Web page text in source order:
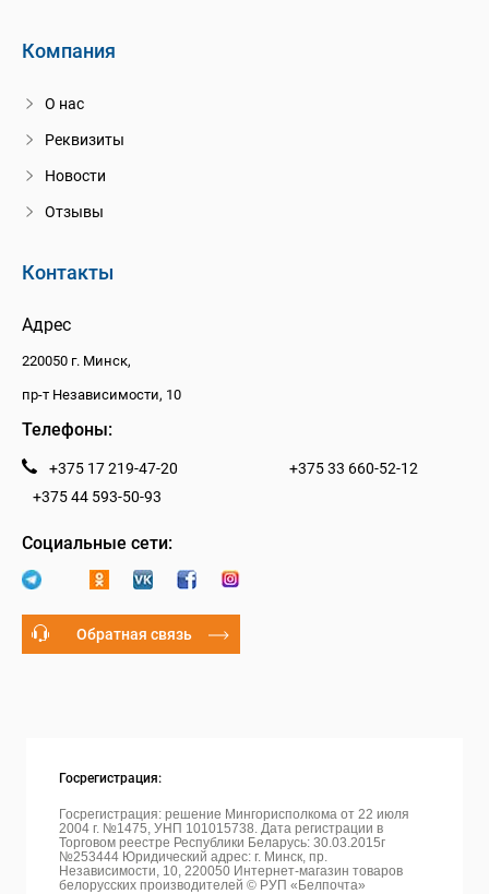
Компания
О нас
Реквизиты
Новости
Отзывы
Контакты
Адрес
220050 г. Минск,
пр-т Независимости, 10
Телефоны:
+375 17 219-47-20
+375 33 660-52-12
+375 44 593-50-93
Социальные сети:
Обратная связь
Госрегистрация:
Госрегистрация: решение Мингорисполкома от 22 июля
2004 г. №1475, УНП 101015738. Дата регистрации в
Торговом реестре Республики Беларусь: 30.03.2015г
№253444 Юридический адрес: г. Минск, пр.
Независимости, 10, 220050 Интернет-магазин товаров
белорусских производителей © РУП «Белпочта»